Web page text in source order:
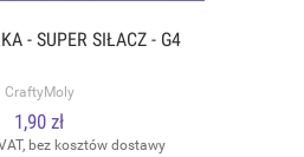
- SUPER SIŁACZ - G4
CraftyMoly
1,90 zł
bez kosztów dostawy